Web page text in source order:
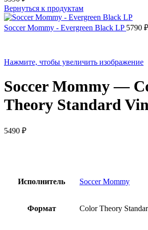
Вернуться к продуктам
Soccer Mommy - Evergreen Black LP 5790 ₽
Нажмите, чтобы увеличить изображение
Soccer Mommy —
Theory Standard
5490 ₽
Исполнитель Soccer Mommy
Формат Color Theory